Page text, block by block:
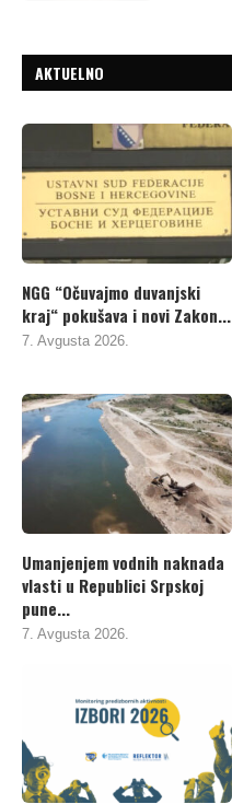
AKTUELNO
NGG “Očuvajmo duvanjski
kraj“ pokušava i novi Zakon...
7. Avgusta 2026.
Umanjenjem vodnih naknada
vlasti u Republici Srpskoj
pune...
7. Avgusta 2026.